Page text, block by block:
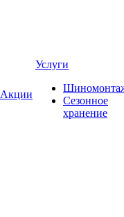
Акции
Услуги
Сезонное
хранение